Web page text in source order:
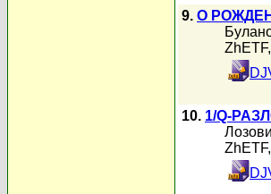
9. О
10. 1/Q-